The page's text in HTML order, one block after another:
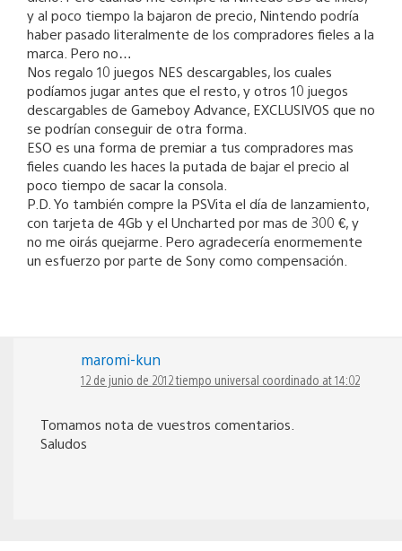
y al poco tiempo la bajaron de precio, Nintendo podría
haber pasado literalmente de los compradores fieles a la
marca. Pero no…
Nos regalo 10 juegos NES descargables, los cuales
podíamos jugar antes que el resto, y otros 10 juegos
descargables de Gameboy Advance, EXCLUSIVOS que no
se podrían conseguir de otra forma.
ESO es una forma de premiar a tus compradores mas
fieles cuando les haces la putada de bajar el precio al
poco tiempo de sacar la consola.
P.D. Yo también compre la PSVita el día de lanzamiento,
con tarjeta de 4Gb y el Uncharted por mas de 300 €, y
no me oirás quejarme. Pero agradecería enormemente
un esfuerzo por parte de Sony como compensación.
maromi-kun
12 de junio de 2012 tiempo universal coordinado at 14:02
Tomamos nota de vuestros comentarios.
Saludos